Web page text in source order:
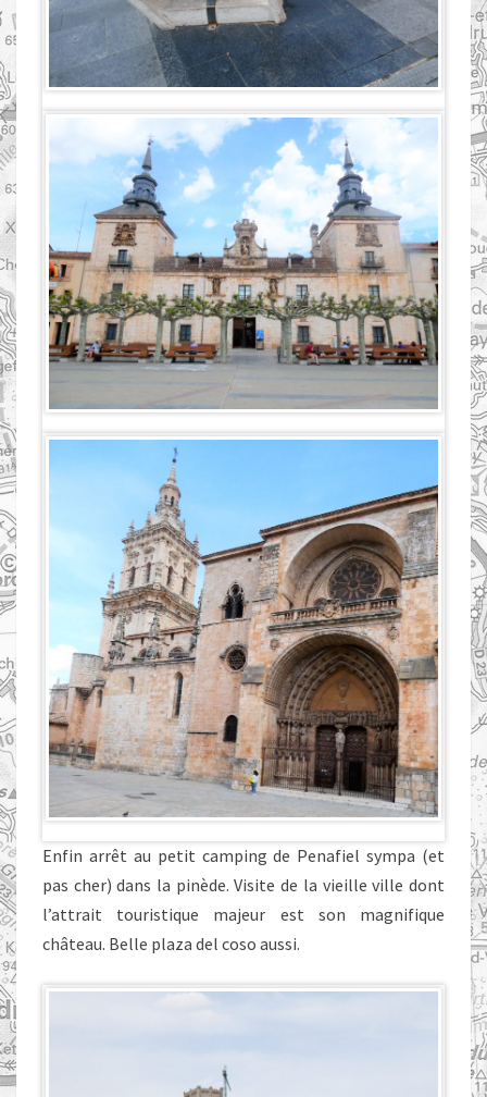
Enfin arrêt au petit camping de Penafiel sympa (et
pas cher) dans la pinède. Visite de la vieille ville dont
l’attrait touristique majeur est son magnifique
château. Belle plaza del coso aussi.